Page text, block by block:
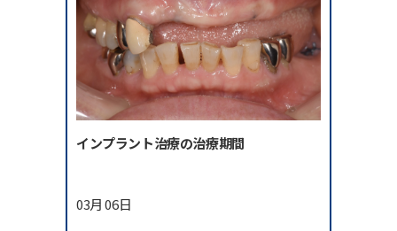
インプラント治療の治療期間
03月 06日